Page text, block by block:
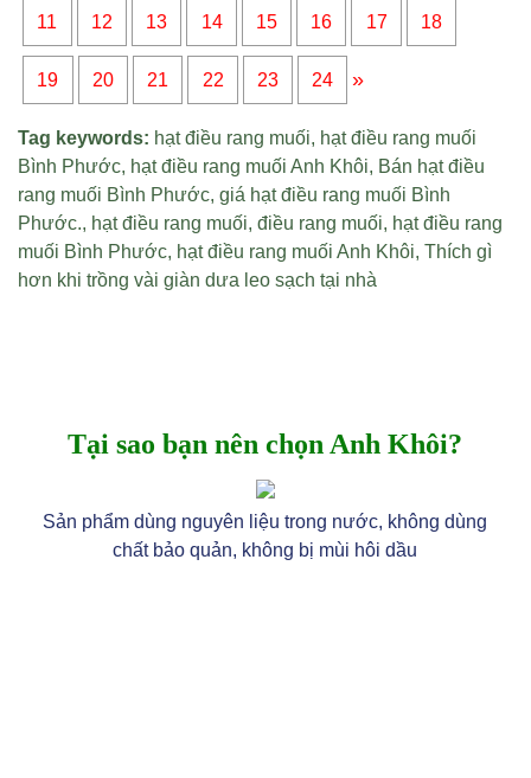
11 12 13 14 15 16 17 18
19 20 21 22 23 24 »
Tag keywords: hạt điều rang muối, hạt điều rang muối
Bình Phước, hạt điều rang muối Anh Khôi, Bán hạt điều
rang muối Bình Phước,giá hạt điều rang muối Bình
Phước., hạt điều rang muối,điều rang muối, hạt điều rang
muối Bình Phước, hạt điều rang muối Anh Khôi,Thích gì
hơn khi trồng vài giàn dưa leo sạch tại nhà
Tại sao bạn nên chọn Anh Khôi?
Sản phẩm dùng nguyên liệu trong nước, không dùng
chất bảo quản, không bị mùi hôi dầu